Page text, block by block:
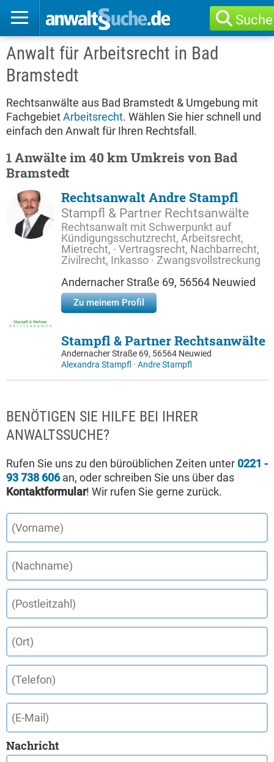
Suche
Anwalt für Arbeitsrecht in Bad
Bramstedt
Rechtsanwälte aus Bad Bramstedt & Umgebung mit
FachgebietArbeitsrecht. Wählen Sie hier schnell und
einfach den Anwalt für Ihren Rechtsfall.
1 Anwälte im 40 km Umkreis von Bad
Bramstedt
Rechtsanwalt Andre Stampfl
Stampfl & Partner Rechtsanwälte
Rechtsanwalt mit Schwerpunkt auf
Kündigungsschutzrecht, Arbeitsrecht,
Mietrecht, · Vertragsrecht, Nachbarrecht,
Zivilrecht, Inkasso · Zwangsvollstreckung
Andernacher Straße 69, 56564 Neuwied
Zu meinem Profil
Stampfl & Partner Rechtsanwälte
Andernacher Straße 69, 56564 Neuwied
Alexandra Stampfl · Andre Stampfl
BENÖTIGEN SIE HILFE BEI IHRER
ANWALTSSUCHE?
Rufen Sie uns zu den büroüblichen Zeiten unter 0221 -
93 738 606an, oder schreiben Sie uns über das
Kontaktformular! Wir rufen Sie gerne zurück.
Nachricht